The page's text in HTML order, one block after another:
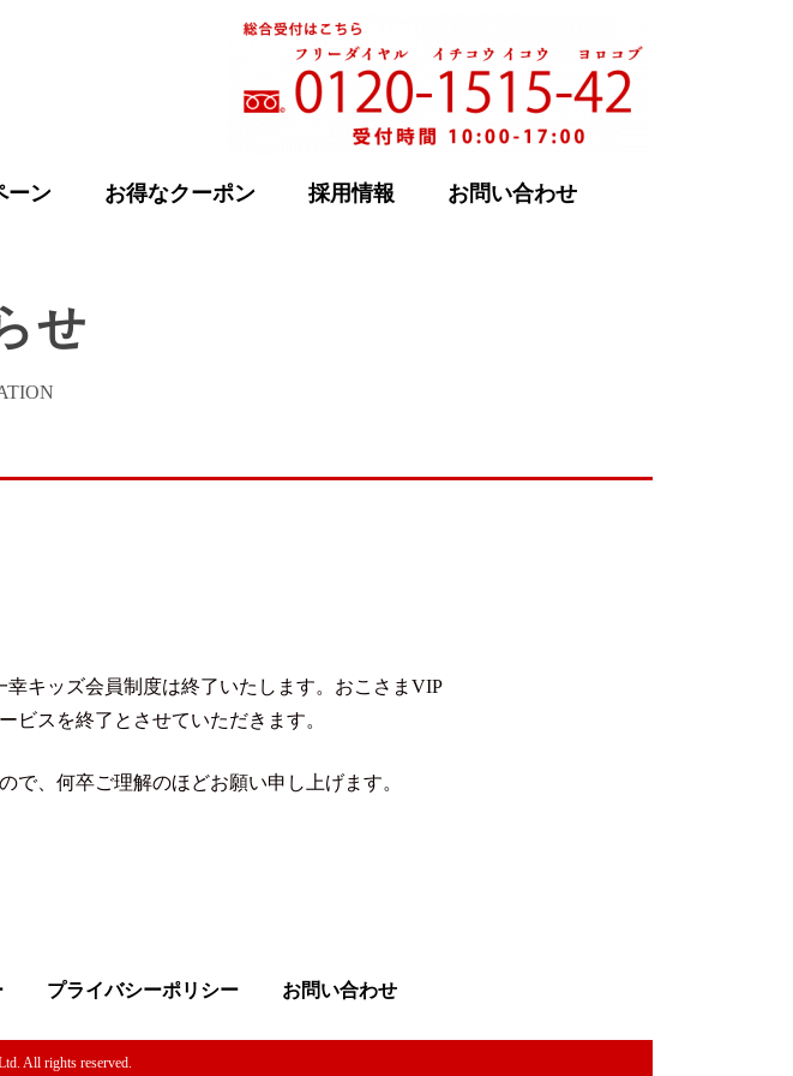
ーン お得なクーポン 採用情報 お問い合わせ
せ
キッズ会員制度は終了いたします。 おこさまVIP
ビスを終了とさせていただきます。
、何卒ご理解のほどお願い申し上げます。
プライバシーポリシー お問い合わせ
All rights reserved.